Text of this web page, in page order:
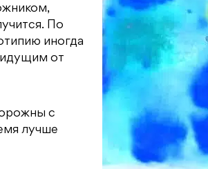
По
иногда
от
с
лучше